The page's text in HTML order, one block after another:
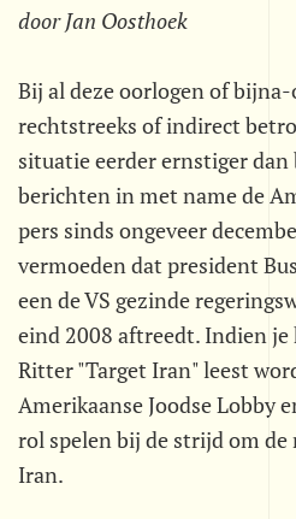
door Jan Oosthoek
Bij al deze oorlogen of
rechtstreeks of indirect
situatie eerder ernstiger dan
berichten in met name de
pers sinds ongeveer
vermoeden dat president
een de VS gezinde
eind 2008 aftreedt. Indien je
Ritter "Target Iran" leest
Amerikaanse Joodse Lobby
rol spelen bij de strijd om
Iran.